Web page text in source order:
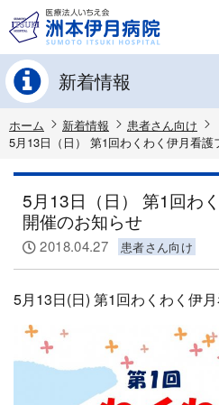
新着情報
ホーム 新着情報
患者さん向け
5月13日（日） 第1回わくわく伊月看
5月13日（日） 第1回わ
開催のお知らせ
2018.04.27 患者さん向け
5月13日(日) 第1回わくわく伊